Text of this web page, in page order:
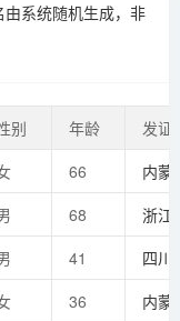
系统随机生成，非
别 年龄
发证
66
内蒙
68
浙江
41
四川
36
内蒙